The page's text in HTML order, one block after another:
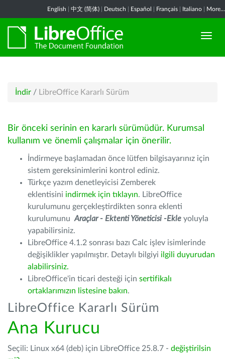
English 中文 (简体) Deutsch Español Français Italiano More...
İndir / LibreOffice Kararlı Sürüm
Bir önceki serinin en kararlı sürümüdür. Kurumsal
kullanım ve önemli çalışmalar için önerilir.
İndirmeye başlamadan önce lütfen bilgisayarınız için
sistem gereksinimlerini kontrol ediniz.
Türkçe yazım denetleyicisi Zemberek
eklentisini indirmek için tıklayın. LibreOffice
kurulumunu gerçekleştirdikten sonra eklenti
kurulumunu Araçlar - Ektenti Yöneticisi -Ekle yoluyla
yapabilirsiniz.
LibreOffice 4.1.2 sonrası bazı Calc işlev isimlerinde
değişiklikler yapılmıştır. Detaylı bilgiyi ilgili duyurudan
alabilirsiniz.
LibreOffice'in ticari desteği için sertifikalı
ortaklarımızın listesine bakın.
LibreOffice Kararlı Sürüm
Ana Kurucu
Seçili: Linux x64 (deb) için LibreOffice 25.8.7 - değiştirilsin